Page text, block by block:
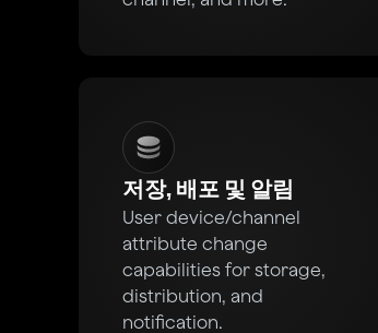
저장, 배포 및 알림
User device/channel
attribute change
capabilities for storage,
distribution, and
notification.